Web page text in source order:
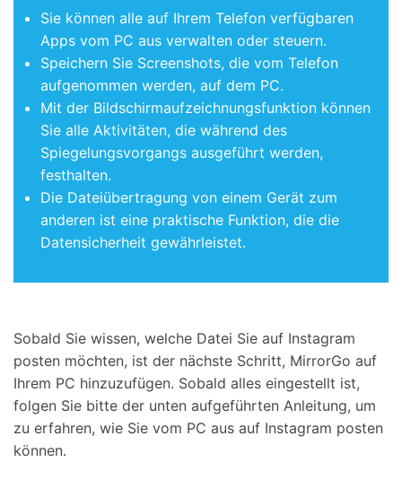
Sie können alle auf Ihrem Telefon verfügbaren
Apps vom PC aus verwalten oder steuern.
Speichern Sie Screenshots, die vom Telefon
aufgenommen werden, auf dem PC.
Mit der Bildschirmaufzeichnungsfunktion können
Sie alle Aktivitäten, die während des
Spiegelungsvorgangs ausgeführt werden,
festhalten.
Die Dateiübertragung von einem Gerät zum
anderen ist eine praktische Funktion, die die
Datensicherheit gewährleistet.
Sobald Sie wissen, welche Datei Sie auf Instagram
posten möchten, ist der nächste Schritt, MirrorGo auf
Ihrem PC hinzuzufügen. Sobald alles eingestellt ist,
folgen Sie bitte der unten aufgeführten Anleitung, um
zu erfahren, wie Sie vom PC aus auf Instagram posten
können.